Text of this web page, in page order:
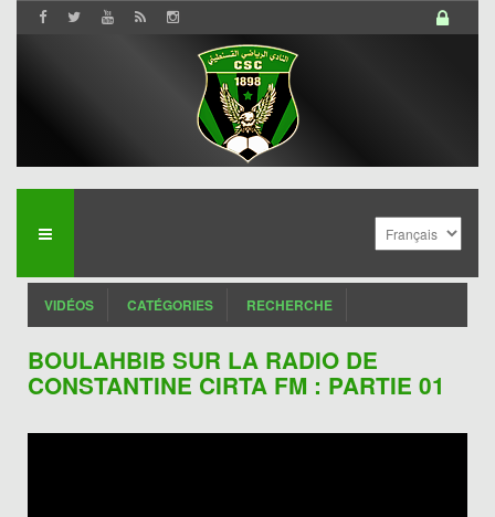
VIDÉOS CATÉGORIES RECHERCHE
BOULAHBIB SUR LA RADIO DE
CONSTANTINE CIRTA FM : PARTIE 01